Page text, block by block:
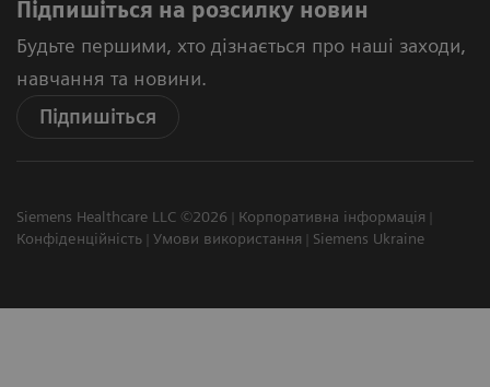
Підпишіться на розсилку новин
Будьте першими, хто дізнається про наші заходи,
навчання та новини.
Підпишіться
Siemens Healthcare LLC ©2026
Корпоративна інформація
Конфіденційність
Умови використання Siemens Ukraine